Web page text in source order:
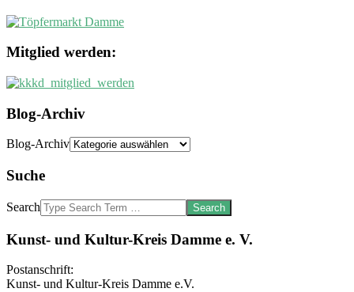
Mitglied werden:
Blog-Archiv
Blog-Archiv
Suche
Search
Kunst- und Kultur-Kreis Damme e. V.
Postanschrift:
Kunst- und Kultur-Kreis Damme e.V.